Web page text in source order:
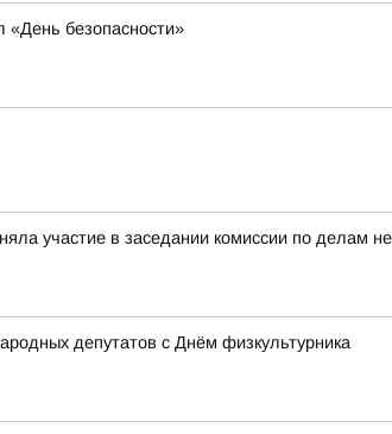
безопасности»
участие в заседании комиссии по делам
депутатов с Днём физкультурника